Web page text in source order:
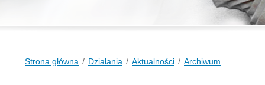
Strona główna Działania Aktualności Archiwum